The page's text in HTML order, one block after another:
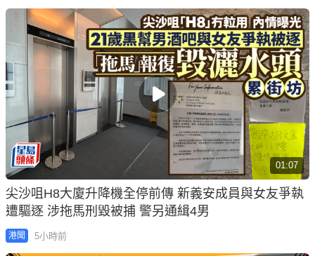
01:07
尖沙咀H8大廈升降機全停前傳 新義安成員與女友爭執
遭驅逐 涉拖馬刑毀被捕 警另通緝4男
港聞 5小時前